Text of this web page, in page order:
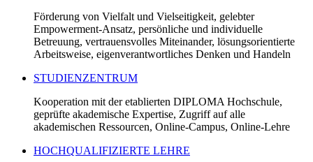
Förderung von Vielfalt und Vielseitigkeit, gelebter
Empowerment-Ansatz, persönliche und individuelle
Betreuung, vertrauensvolles Miteinander, lösungsorientierte
Arbeitsweise, eigenverantwortliches Denken und Handeln
STUDIENZENTRUM
Kooperation mit der etablierten DIPLOMA Hochschule,
geprüfte akademische Expertise, Zugriff auf alle
akademischen Ressourcen, Online-Campus, Online-Lehre
HOCHQUALIFIZIERTE LEHRE